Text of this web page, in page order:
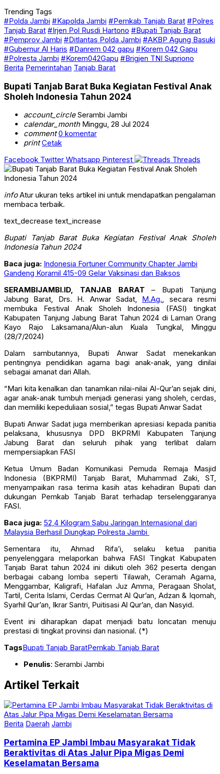
Trending Tags
#Polda Jambi #Kapolda Jambi #Pemkab Tanjab Barat #Polres
Tanjab Barat #Irjen Pol Rusdi Hartono #Bupati Tanjab Barat
#Pemprov Jambi #Ditlantas Polda Jambi #AKBP Agung Basuki
#Gubernur Al Haris #Danrem 042 gapu #Korem 042 Gapu
#Polresta Jambi #Korem042Gapu #Brigjen TNI Supriono
Berita Pemerintahan Tanjab Barat
Bupati Tanjab Barat Buka Kegiatan Festival Anak
Sholeh Indonesia Tahun 2024
account_circleSerambi Jambi
calendar_monthMinggu, 28 Jul 2024
comment 0 komentar
print Cetak
Facebook Twitter Whatsapp Pinterest Threads
infoAtur ukuran teks artikel ini untuk mendapatkan pengalaman
membaca terbaik.
text_decrease text_increase
Bupati Tanjab Barat Buka Kegiatan Festival Anak Sholeh
Indonesia Tahun 2024
Baca juga: Indonesia Fortuner Community Chapter Jambi
Gandeng Koramil 415-09 Gelar Vaksinasi dan Baksos
SERAMBIJAMBI.ID, TANJAB BARAT – Bupati Tanjung
Jabung Barat, Drs. H. Anwar Sadat, M.Ag., secara resmi
membuka Festival Anak Sholeh Indonesia (FASI) tingkat
Kabupaten Tanjung Jabung Barat Tahun 2024 di Laman Orang
Kayo Rajo Laksamana/Alun-alun Kuala Tungkal, Minggu
(28/7/2024)
Dalam sambutannya, Bupati Anwar Sadat menekankan
pentingnya pendidikan agama bagi anak-anak, yang dinilai
sebagai amanat dari Allah.
“Mari kita kenalkan dan tanamkan nilai-nilai Al-Qur’an sejak dini,
agar anak-anak tumbuh menjadi generasi yang sholeh, cerdas,
dan memiliki kepeduliaan sosial,” tegas Bupati Anwar Sadat
Bupati Anwar Sadat juga memberikan apresiasi kepada panitia
pelaksana, khususnya DPD BKPRMI Kabupaten Tanjung
Jabung Barat dan seluruh pihak yang terlibat dalam
mempersiapkan FASI
Ketua Umum Badan Komunikasi Pemuda Remaja Masjid
Indonesia (BKPRMI) Tanjab Barat, Muhammad Zaki, ST,
menyampaikan rasa terima kasih atas kehadiran Bupati dan
dukungan Pemkab Tanjab Barat terhadap terselenggaranya
FASI.
Baca juga: 52,4 Kilogram Sabu Jaringan Internasional dari
Malaysia Berhasil Diungkap Polresta Jambi
Sementara itu, Ahmad Rifa’i, selaku ketua panitia
penyelenggara melaporkan bahwa FASI Tingkat Kabupaten
Tanjab Barat tahun 2024 ini diikuti oleh 362 peserta dengan
berbagai cabang lomba seperti Tilawah, Ceramah Agama,
Menggambar, Kaligrafi, Hafalan Juz Amma, Peragaan Sholat,
Tartil, Cerita Islami, Cerdas Cermat Al Qur’an, Adzan & Iqomah,
Syarhil Qur’an, Ikrar Santri, Puitisasi Al Qur’an, dan Nasyid.
Event ini diharapkan dapat menjadi batu loncatan menuju
prestasi di tingkat provinsi dan nasional. (*)
TagsBupati Tanjab BaratPemkab Tanjab Barat
Penulis: Serambi Jambi
Artikel Terkait
Berita Daerah Jambi
Pertamina EP Jambi Imbau Masyarakat Tidak
Beraktivitas di Atas Jalur Pipa Migas Demi
Keselamatan Bersama